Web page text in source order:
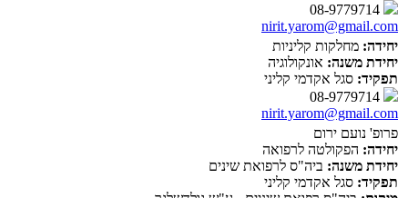
nirit.yarom@gmail.com
יחידה: מחלקות קליניות
יחידת משנה: אונקולוגיה
תפקיד: סגל אקדמי קליני
nirit.yarom@gmail.com
פרופ' נועם ירום
יחידה: הפקולטה לרפואה
יחידת משנה: ביה"ס לרפואת שינים
תפקיד: סגל אקדמי קליני